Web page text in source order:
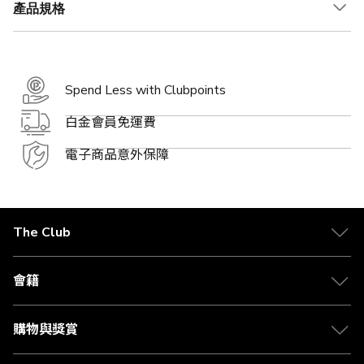
產品規格
Spend Less with Clubpoints
白金會員免運費
電子商品意外保障
The Club
關於 The Club
合作夥伴
媒體中心
會籍
會籍及專屬禮遇
賺取積分
購物與獎賞
物流與配送